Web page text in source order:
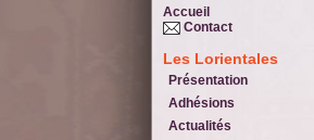
Accueil
Contact
Les Lorientales
Présentation
Adhésions
Actualités